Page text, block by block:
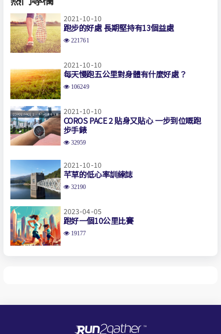
2021-10-10
跑步的好處 長期堅持有13個益處
221761
2021-10-10
每天慢跑五公里對身體有什麼好處？
106249
2021-10-10
COROS PACE 2 貼身又貼心 一步到位嘅跑
步手錶
32959
2021-10-10
芊草的低心率訓練誌
32190
2023-04-05
跑好一個10公里比賽
19177